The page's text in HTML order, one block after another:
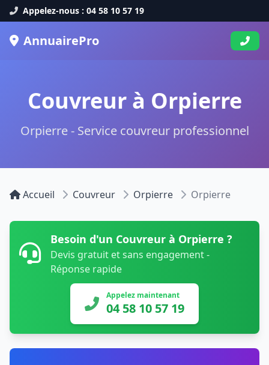
Appelez-nous : 04 58 10 57 19
AnnuairePro
Couvreur à Orpierre
Orpierre - Service couvreur professionnel
Accueil Couvreur Orpierre Orpierre
Besoin d'un Couvreur à Orpierre ?
Devis gratuit et sans engagement -
Réponse rapide
Appelez maintenant
04 58 10 57 19